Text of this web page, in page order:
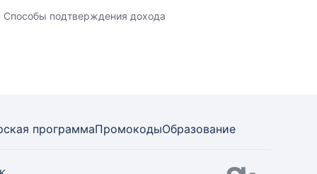
Способы подтверждения дохода
программаПромокодыОбразование